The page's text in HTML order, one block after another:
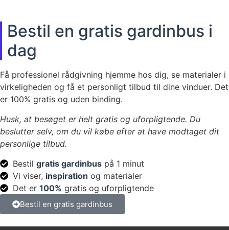
Bestil en gratis gardinbus i
dag
Få professionel rådgivning hjemme hos dig, se materialer i
virkeligheden og få et personligt tilbud til dine vinduer. Det
er 100% gratis og uden binding.
Husk, at besøget er helt gratis og uforpligtende. Du
beslutter selv, om du vil købe efter at have modtaget dit
personlige tilbud.
Bestil gratis gardinbus på 1 minut
Vi viser, inspiration og materialer
Det er 100% gratis og uforpligtende
Bestil en gratis gardinbus